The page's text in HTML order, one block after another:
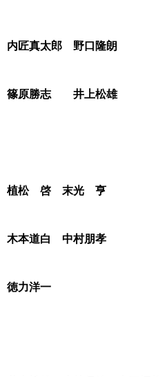
匠真太郎 野口隆朗
篠原勝志 井上松雄
植松 啓 末光 亨
本道白 中村朋孝
力洋一